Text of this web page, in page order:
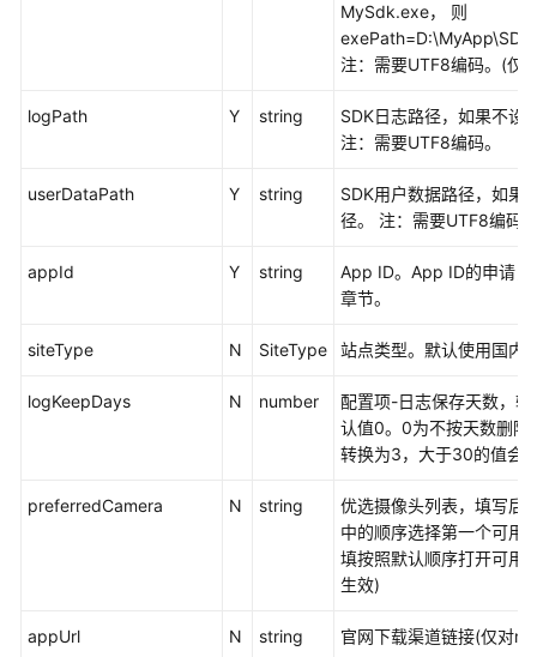
户
研
用
指
智
用
MySdk.exe， 则
注：需要UTF8编码。(仅
logPath Y string
SDK日志路径，如果不设
注：需要UTF8编码。
userDataPath Y string
SDK用户数据路径，如果
径。 注：需要UTF8编码
appId Y string
App ID。App ID的申请，
章节。
siteType N SiteType 站点类型。默认使用国内
logKeepDays N number
配置项-日志保存天数，
认值0。0为不按天数删除
转换为3，大于30的值会
preferredCamera N string
优选摄像头列表，填写后
中的顺序选择第一个可用
填按照默认顺序打开可用
生效)
appUrl N string 官网下载渠道链接(仅对